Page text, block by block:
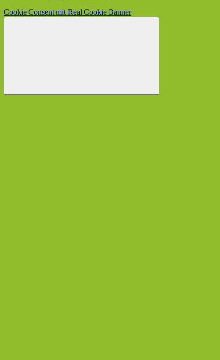
Cookie Consent mit Real Cookie Banner